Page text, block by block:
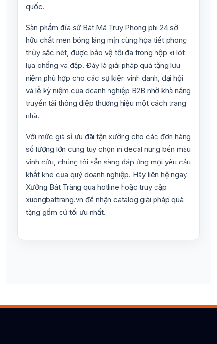
quốc.
Sản phẩm đĩa sứ Bát Mã Truy Phong phi 24 sở
hữu chất men bóng láng mịn cùng họa tiết phong
thủy sắc nét, được bảo vệ tối đa trong hộp xi lót
lụa chống va đập. Đây là giải pháp quà tặng lưu
niệm phù hợp cho các sự kiện vinh danh, đại hội
và lễ kỷ niệm của doanh nghiệp B2B nhờ khả năng
truyền tải thông điệp thương hiệu một cách trang
nhã.
Với mức giá sỉ ưu đãi tận xưởng cho các đơn hàng
số lượng lớn cùng tùy chọn in decal nung bền màu
vĩnh cửu, chúng tôi sẵn sàng đáp ứng mọi yêu cầu
khắt khe của quý doanh nghiệp. Hãy liên hệ ngay
Xưởng Bát Tràng qua hotline hoặc truy cập
xuongbattrang.vn để nhận catalog giải pháp quà
tặng gốm sứ tối ưu nhất.